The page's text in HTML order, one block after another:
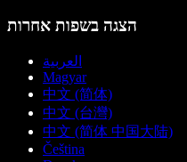
הצגה בשפות אחרות
العربية
Magyar
中文 (简体)
中文 (台灣)
中文 (简体 中国大陆)
Čeština